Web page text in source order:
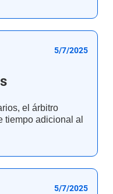
5/7/2025
el árbitro
tiempo adicional al
5/7/2025